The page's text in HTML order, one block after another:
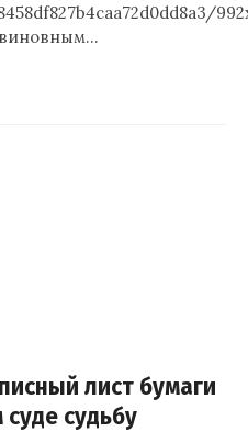
виновным…
лист бумаги
судьбу